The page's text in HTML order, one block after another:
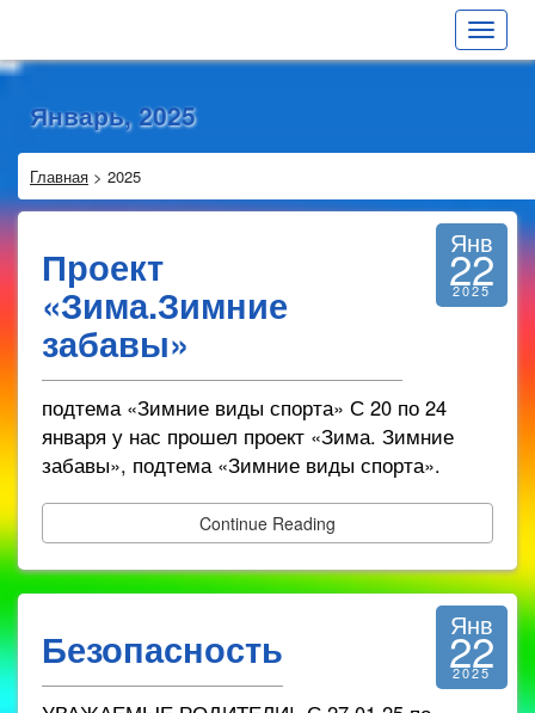
Toggle
Январь, 2025
Главная > 2025
Проект
«Зима.Зимние
забавы»
Янв
22
2025
подтема «Зимние виды спорта» С 20 по 24
января у нас прошел проект «Зима. Зимние
забавы», подтема «Зимние виды спорта».
Continue Reading
Безопасность Янв
22
2025